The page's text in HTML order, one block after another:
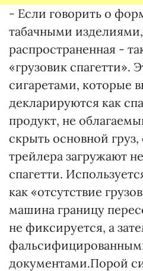
- Если говорить о
табачными
распространенная -
«грузовик спагетти».
сигаретами, которые
декларируются как
продукт, не
скрыть основной
трейлера загружают
спагетти.
как «отсутствие
машина границу
не фиксируется, а
документами.Порой